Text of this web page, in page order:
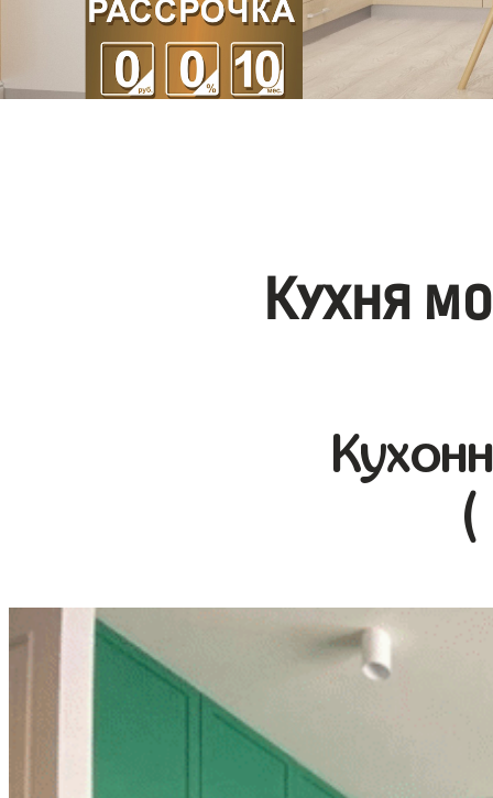
Кухня
(